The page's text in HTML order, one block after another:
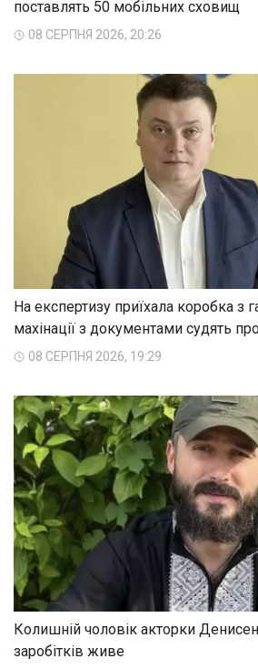
поставлять 50 мобільних сховищ
08 СЕРПНЯ 2026, 20:26
На експертизу приїхала коробка з
махінації з документами судять
08 СЕРПНЯ 2026, 19:29
Колишній чоловік акторки
заробітків живе